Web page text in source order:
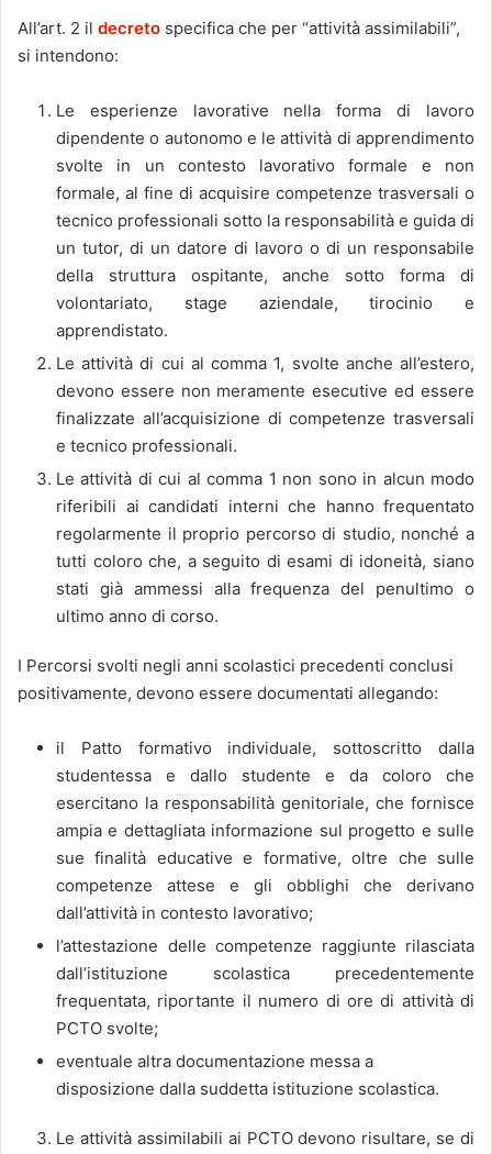
All’art. 2 il decreto specifica che per “attività assimilabili”,
si intendono:
Le esperienze lavorative nella forma di lavoro
dipendente o autonomo e le attività di apprendimento
svolte in un contesto lavorativo formale e non
formale, al fine di acquisire competenze trasversali o
tecnico professionali sotto la responsabilità e guida di
un tutor, di un datore di lavoro o di un responsabile
della struttura ospitante, anche sotto forma di
volontariato, stage aziendale, tirocinio e
apprendistato.
Le attività di cui al comma 1, svolte anche all’estero,
devono essere non meramente esecutive ed essere
finalizzate all’acquisizione di competenze trasversali
e tecnico professionali.
Le attività di cui al comma 1 non sono in alcun modo
riferibili ai candidati interni che hanno frequentato
regolarmente il proprio percorso di studio, nonché a
tutti coloro che, a seguito di esami di idoneità, siano
stati già ammessi alla frequenza del penultimo o
ultimo anno di corso.
I Percorsi svolti negli anni scolastici precedenti conclusi
positivamente, devono essere documentati allegando:
il Patto formativo individuale, sottoscritto dalla
studentessa e dallo studente e da coloro che
esercitano la responsabilità genitoriale, che fornisce
ampia e dettagliata informazione sul progetto e sulle
sue finalità educative e formative, oltre che sulle
competenze attese e gli obblighi che derivano
dall’attività in contesto lavorativo;
l’attestazione delle competenze raggiunte rilasciata
dall’istituzione scolastica precedentemente
frequentata, riportante il numero di ore di attività di
PCTO svolte;
eventuale altra documentazione messa a
disposizione dalla suddetta istituzione scolastica.
Le attività assimilabili ai PCTO devono risultare, se di